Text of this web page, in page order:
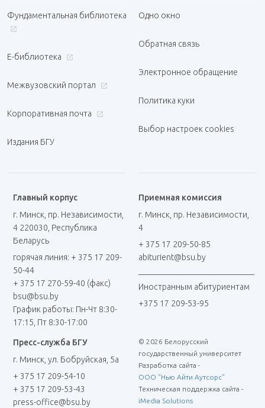
Фундаментальная библиотека
Е-библиотека
Межвузовский портал
Корпоративная почта
Издания БГУ
Одно окно
Обратная связь
Электронное обращение
Политика куки
Выбор настроек cookies
Главный корпус
г. Минск, пр. Независимости,
4 220030, Республика
Беларусь
горячая линия: + 375 17 209-
50-44
+ 375 17 270-59-40 (факс)
bsu@bsu.by
График работы: Пн-Чт 8:30-
17:15, Пт 8:30-17:00
Приемная комиссия
г. Минск, пр. Независимости,
4
+ 375 17 209-50-85
abiturient@bsu.by
Иностранным абитуриентам
+375 17 209-53-95
Пресс-служба БГУ
г. Минск, ул. Бобруйская, 5а
+ 375 17 209-54-10
+ 375 17 209-53-43
press-office@bsu.by
© 2026 Белорусский
государственный университет
Разработка сайта -
ООО "Нью Айти Аутсорс"
Техническая поддержка сайта -
iMedia Solutions